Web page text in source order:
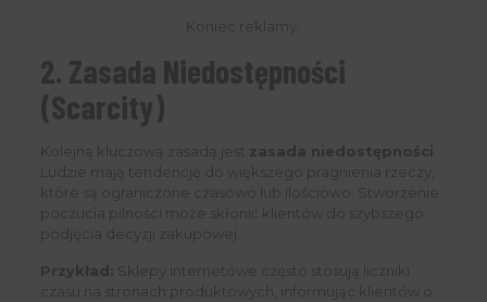
Koniec reklamy.
2. Zasada Niedostępności
(Scarcity)
Kolejną kluczową zasadą jest zasada niedostępności
Ludzie mają tendencję do większego pragnienia rzeczy,
które są ograniczone czasowo lub ilościowo. Stworzenie
poczucia pilności może skłonić klientów do szybszego
podjęcia decyzji zakupowej.
Przykład: Sklepy internetowe często stosują liczniki
czasu na stronach produktowych, informując klientów o